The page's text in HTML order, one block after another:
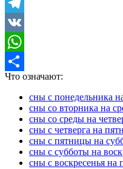
Odnoklassniki
Telegram
VK
WhatsApp
Отправить
Что означают:
сны с понедельника
сны со вторника на
сны со среды на
сны с четверга на
сны с пятницы на
сны с субботы на
сны с воскресенья на